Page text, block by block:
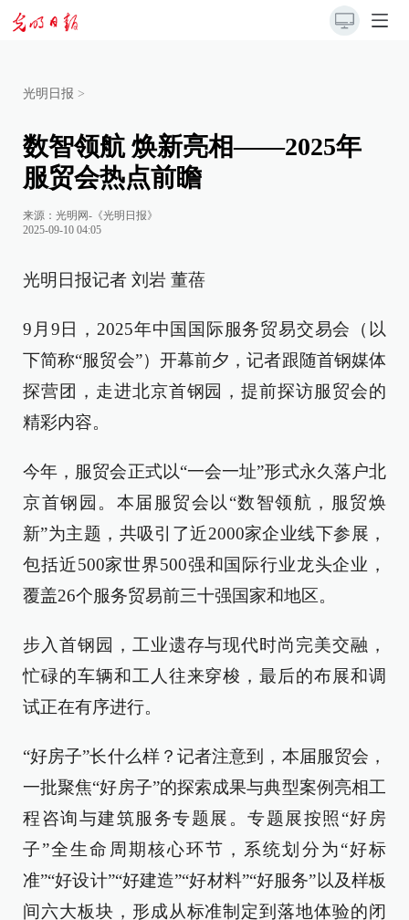
光明日报 >
数智领航 焕新亮相——2025年
服贸会热点前瞻
来源： 光明网-《光明日报》
2025-09-10 04:05
光明日报记者 刘岩 董蓓
9月9日，2025年中国国际服务贸易交易会（以
下简称“服贸会”）开幕前夕，记者跟随首钢媒体
探营团，走进北京首钢园，提前探访服贸会的
精彩内容。
今年，服贸会正式以“一会一址”形式永久落户北
京首钢园。本届服贸会以“数智领航，服贸焕
新”为主题，共吸引了近2000家企业线下参展，
包括近500家世界500强和国际行业龙头企业，
覆盖26个服务贸易前三十强国家和地区。
步入首钢园，工业遗存与现代时尚完美交融，
忙碌的车辆和工人往来穿梭，最后的布展和调
试正在有序进行。
“好房子”长什么样？记者注意到，本届服贸会，
一批聚焦“好房子”的探索成果与典型案例亮相工
程咨询与建筑服务专题展。专题展按照“好房
子”全生命周期核心环节，系统划分为“好标
准”“好设计”“好建造”“好材料”“好服务”以及样板
间六大板块，形成从标准制定到落地体验的闭